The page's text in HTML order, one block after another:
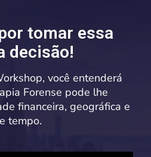
tomar essa
decisão!
você entenderá
Forense pode lhe
financeira, geográfica e
tempo.